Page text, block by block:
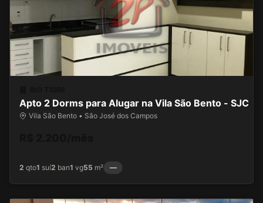
Apto 2 Dorms para Alugar na Vila São Bento - SJC
Vila São Bento • São José dos Campos
2 qto1 suí2 ban1 vg55 m² —